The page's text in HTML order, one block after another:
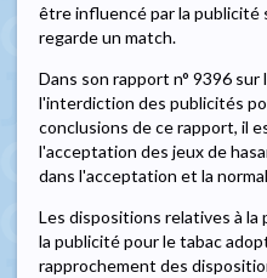
être influencé par la publicité
regarde un match.
Dans son rapport n° 9396
l'interdiction des publicités
conclusions de ce rapport, il
l'acceptation des jeux de
dans l'acceptation et la
Les dispositions relatives à
la publicité pour le tabac
rapprochement des